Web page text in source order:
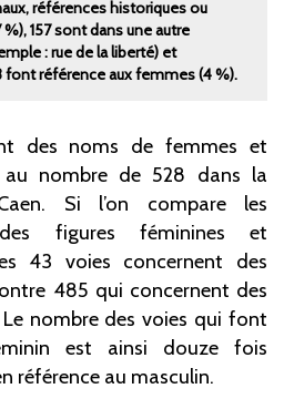
références historiques ou
%), 157 sont dans une autre
: rue de la liberté) et
font référence aux femmes (4%).
des noms de femmes et
au nombre de 528 dans la
Si l’on compare les
figures féminines et
43 voies concernent des
485 qui concernent des
nombre des voies qui font
est ainsi douze fois
référence au masculin.